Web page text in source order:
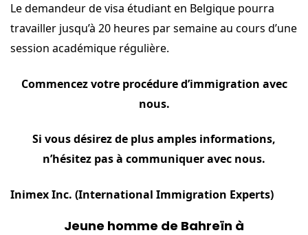
Le demandeur de visa étudiant en Belgique pourra
travailler jusqu’à 20 heures par semaine au cours d’une
session académique régulière.
Commencez votre procédure d’immigration avec
nous.
Si vous désirez de plus amples informations,
n’hésitez pas à communiquer avec nous.
Inimex Inc. (International Immigration Experts)
Jeune homme de Bahreïn à